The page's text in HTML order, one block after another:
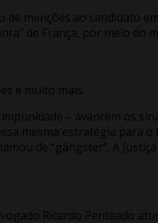
menções ao candidato
de França, por meio do
e muito mais.
– avancem os
mesma estratégia para
de “gângster”. A
Ricardo Penteado